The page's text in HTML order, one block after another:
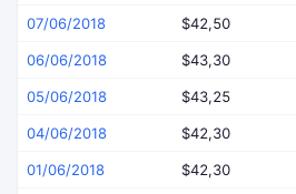
07/06/2018 $42,50
06/06/2018 $43,30
05/06/2018 $43,25
04/06/2018 $42,30
01/06/2018 $42,30